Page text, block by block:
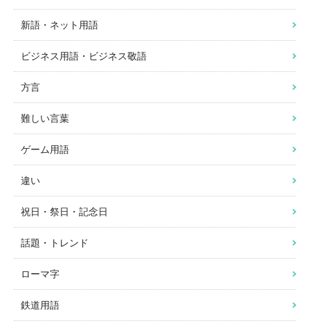
新語・ネット用語
ビジネス用語・ビジネス敬語
方言
難しい言葉
ゲーム用語
違い
祝日・祭日・記念日
話題・トレンド
ローマ字
鉄道用語